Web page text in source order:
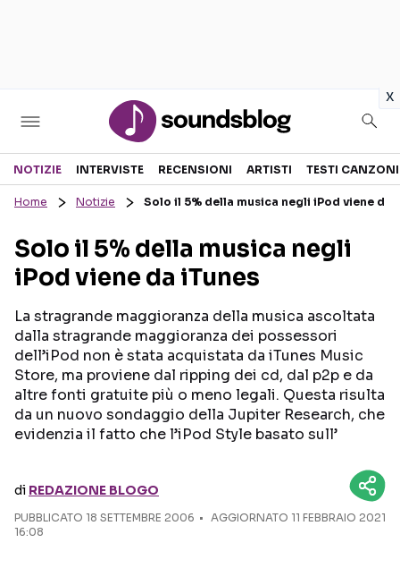
x
Sezioni
RECENSIONI MUSICALI
INTERVISTE
GOSSIP E CURIOSITÀ
TESTI CANZONI
TOUR ED EVENTI
TALENT SHOW
Seguici sui social
NOTIZIE INTERVISTE RECENSIONI ARTISTI TESTI CANZONI
Home Notizie Solo il 5% della musica negli iPod viene da
Solo il 5% della musica negli
iPod viene da iTunes
La stragrande maggioranza della musica ascoltata
dalla stragrande maggioranza dei possessori
dell’iPod non è stata acquistata da iTunes Music
Store, ma proviene dal ripping dei cd, dal p2p e da
altre fonti gratuite più o meno legali. Questa risulta
da un nuovo sondaggio della Jupiter Research, che
evidenzia il fatto che l’iPod Style basato sull’
di REDAZIONE BLOGO
PUBBLICATO 18 SETTEMBRE 2006
AGGIORNATO 11 FEBBRAIO 2021
16:08